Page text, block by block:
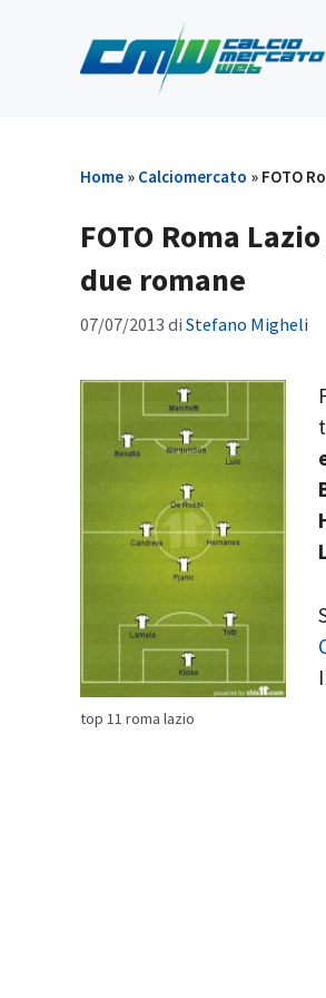
contenuto
Home » Calciomercato » FOTO
FOTO Roma
due romane
07/07/2013 di Stefano Migheli
top 11 roma lazio